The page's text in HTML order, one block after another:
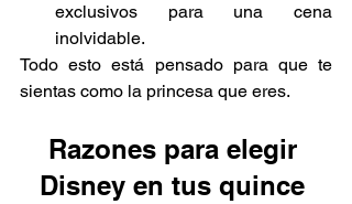
exclusivos para una cena
inolvidable.
Todo esto está pensado para que te
sientas como la princesa que eres.
Razones para elegir
Disney en tus quince